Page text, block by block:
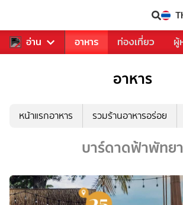
อ่าน
รวงการเพลง อาหาร ท่องเที่ยว ผู้
อาหาร
หน้าแรกอาหาร รวมร้านอาหารอร่อย
บาร์ดาดฟ้าพัทยา